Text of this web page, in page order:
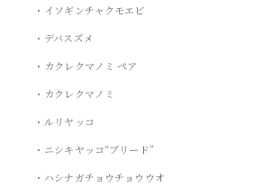
・イソギンチャクモエビ
・デバスズメ
・カクレクマノミ ペア
・カクレクマノミ
・ルリヤッコ
・ニシキヤッコ“ブリード”
・ハシナガチョウチョウウオ